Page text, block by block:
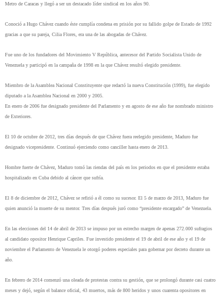
Metro de Caracas y llegó a ser un destacado líder sindical en los años 90.
Conoció a Hugo Chávez cuando éste cumplía condena en prisión por su fallido golpe de Estado de 1992
gracias a que su pareja, Cilia Flores, era una de las abogadas de Chávez.
Fue uno de los fundadores del Movimiento V República, antecesor del Partido Socialista Unido de
Venezuela y participó en la campaña de 1998 en la que Chávez resultó elegido presidente.
Miembro de la Asamblea Nacional Constituyente que redactó la nueva Constitución (1999), fue elegido
diputado a la Asamblea Nacional en 2000 y 2005.
En enero de 2006 fue designado presidente del Parlamento y en agosto de ese año fue nombrado ministro
de Exteriores.
El 10 de octubre de 2012, tres días después de que Chávez fuera reelegido presidente, Maduro fue
designado vicepresidente. Continuó ejerciendo como canciller hasta enero de 2013.
Hombre fuerte de Chávez, Maduro tomó las riendas del país en los periodos en que el presidente estaba
hospitalizado en Cuba debido al cáncer que sufría.
El 8 de diciembre de 2012, Chávez se refirió a él como su sucesor. El 5 de marzo de 2013, Maduro fue
quien anunció la muerte de su mentor. Tres días después juró como “presidente encargado” de Venezuela.
En las elecciones del 14 de abril de 2013 se impuso por un estrecho margen de apenas 272.000 sufragios
al candidato opositor Henrique Capriles. Fue investido presidente el 19 de abril de ese año y el 19 de
noviembre el Parlamento de Venezuela le otorgó poderes especiales para gobernar por decreto durante un
año.
En febrero de 2014 comenzó una oleada de protestas contra su gestión, que se prolongó durante casi cuatro
meses y dejó, según el balance oficial, 43 muertos, más de 800 heridos y unos cuarenta opositores en